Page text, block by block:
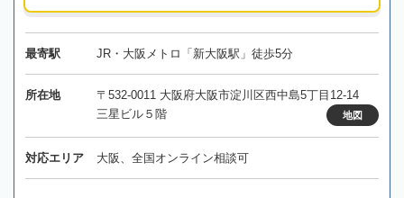
最寄駅 JR・大阪メトロ「新大阪駅」徒歩5分
所在地
〒532-0011 大阪府大阪市淀川区西中島5丁目12-14
三星ビル５階
地図
対応エリア 大阪、全国オンライン相談可